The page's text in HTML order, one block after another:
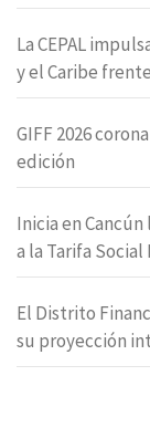
La CEPAL
y el Caribe
GIFF 2026
edición
Inicia en
a la Tarifa
El Distrito
su proyección